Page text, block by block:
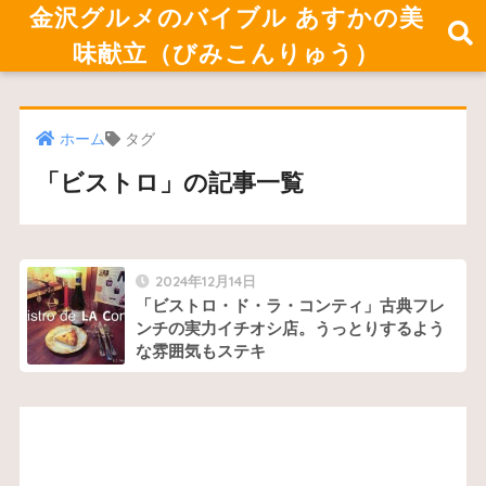
金沢グルメのバイブル あすかの美
味献立（びみこんりゅう）
ホーム タグ
「ビストロ」の記事一覧
2024年12月14日
「ビストロ・ド・ラ・コンティ」古典フレ
ンチの実力イチオシ店。うっとりするよう
な雰囲気もステキ